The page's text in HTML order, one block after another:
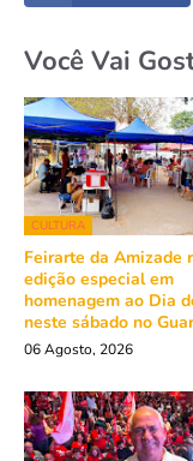
Você Vai
CULTURA
Feirarte da Amizade
edição especial em
homenagem ao Dia
neste sábado no
06 Agosto, 2026